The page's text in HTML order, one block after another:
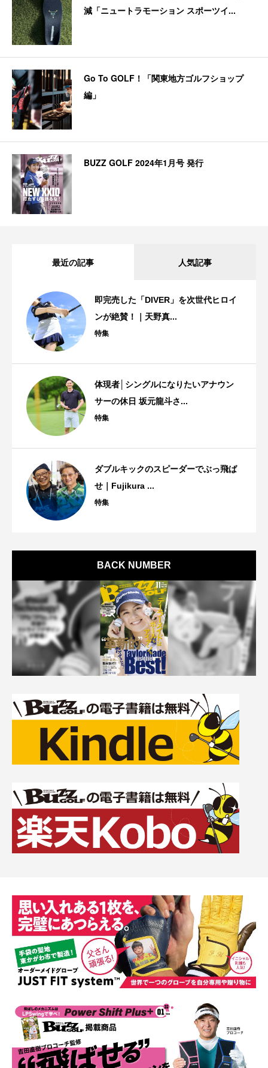
減「ニュートラモーション スポーツイ...
Go To GOLF！「関東地方ゴルフショップ
編」
BUZZ GOLF 2024年1月号 発行
最近の記事 人気記事
即完売した「DIVER」を次世代ヒロイ
ンが絶賛！｜天野真...
特集
体現者│シングルになりたいアナウン
サーの休日 坂元龍斗さ...
特集
ダブルキックのスピーダーでぶっ飛ば
せ｜Fujikura ...
特集
BACK NUMBER